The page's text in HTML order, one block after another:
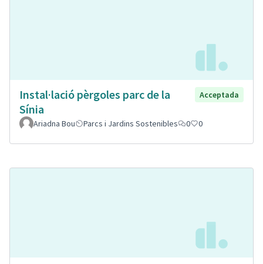
Instal·lació pèrgoles parc de la
Sínia
Acceptada
Ariadna Bou Parcs i Jardins Sostenibles 0 0